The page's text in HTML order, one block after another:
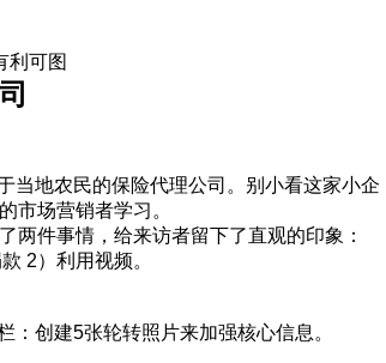
利可图
当地农民的保险代理公司。别小看这家小企
市场营销者学习。
两件事情，给来访者留下了直观的印象：
2）利用视频。
创建5张轮转照片来加强核心信息。